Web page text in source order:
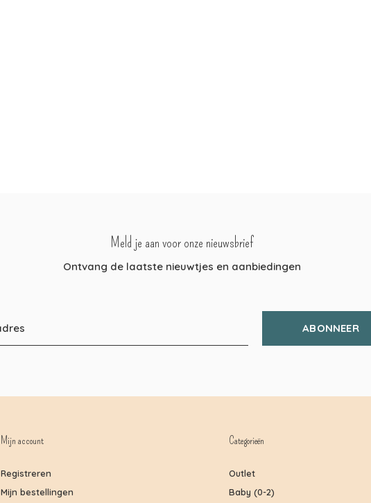
Meld je aan voor onze nieuwsbrief
Ontvang de laatste nieuwtjes en aanbiedingen
ABONNEER
Mijn account
Registreren
Mijn bestellingen
Categorieën
Outlet
Baby (0-2)